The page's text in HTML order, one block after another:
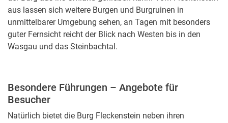
aus lassen sich weitere Burgen und Burgruinen in
unmittelbarer Umgebung sehen, an Tagen mit besonders
guter Fernsicht reicht der Blick nach Westen bis in den
Wasgau und das Steinbachtal.
Besondere Führungen – Angebote für
Besucher
Natürlich bietet die Burg Fleckenstein neben ihren